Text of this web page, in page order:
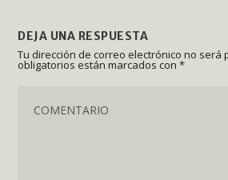
DEJA UNA RESPUESTA
Tu dirección de correo electrónico no será
obligatorios están marcados con*